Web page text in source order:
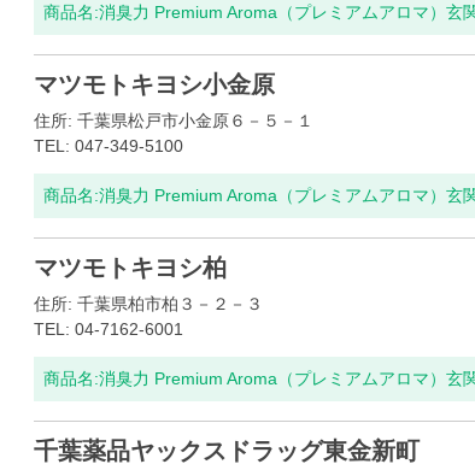
商品名:消臭力 Premium Aroma（プレミアムアロマ）玄
マツモトキヨシ小金原
住所: 千葉県松戸市小金原６－５－１
TEL: 047-349-5100
商品名:消臭力 Premium Aroma（プレミアムアロマ）玄
マツモトキヨシ柏
住所: 千葉県柏市柏３－２－３
TEL: 04-7162-6001
商品名:消臭力 Premium Aroma（プレミアムアロマ）玄
千葉薬品ヤックスドラッグ東金新町